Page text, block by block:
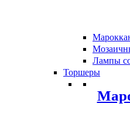
Лампы
Торшеры